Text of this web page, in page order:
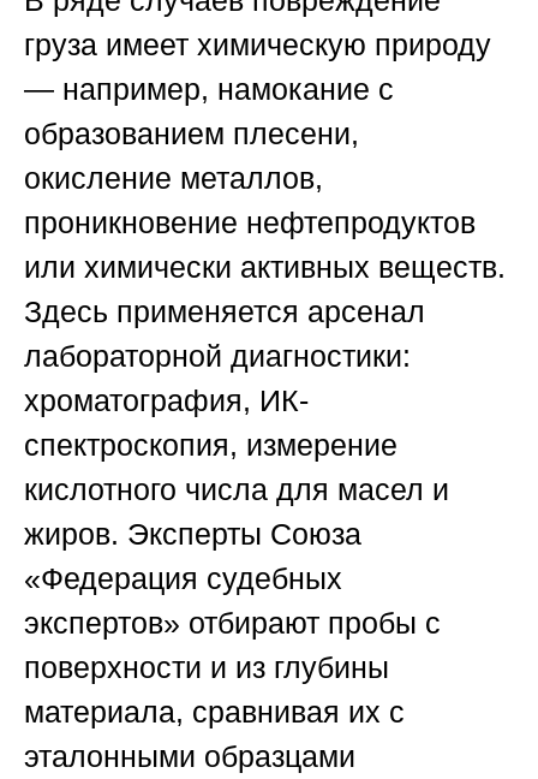
груза имеет химическую природу
— например, намокание с
образованием плесени,
окисление металлов,
проникновение нефтепродуктов
или химически активных веществ.
Здесь применяется арсенал
лабораторной диагностики:
хроматография, ИК-
спектроскопия, измерение
кислотного числа для масел и
жиров. Эксперты Союза
«Федерация судебных
экспертов» отбирают пробы с
поверхности и из глубины
материала, сравнивая их с
эталонными образцами